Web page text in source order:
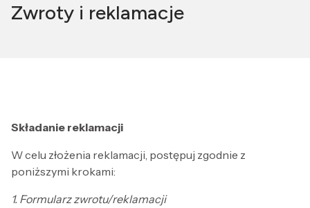
Zwroty i reklamacje
Składanie reklamacji
W celu złożenia reklamacji, postępuj zgodnie z
poniższymi krokami:
1. Formularz zwrotu/reklamacji